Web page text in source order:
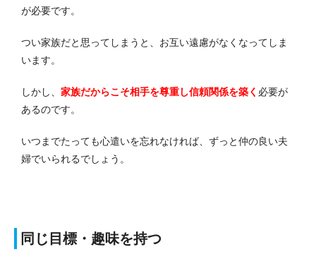
が必要です。
つい家族だと思ってしまうと、お互い遠慮がなくなってしま
います。
しかし、 家族だからこそ相手を尊重し信頼関係を築く 必要が
あるのです。
いつまでたっても心遣いを忘れなければ、ずっと仲の良い夫
婦でいられるでしょう。
同じ目標・趣味を持つ